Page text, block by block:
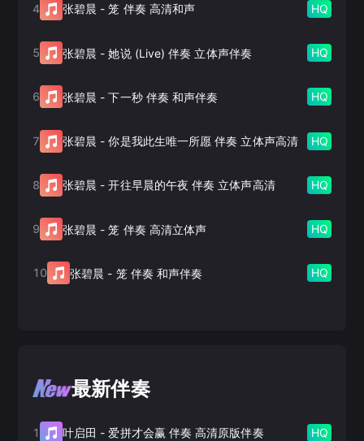
4 张碧晨 -笼 伴奏 高清和声 HQ
5 张碧晨 -她说 (Live) 伴奏 立体声伴奏 HQ
6 张碧晨 -下一秒 伴奏 和声伴奏 HQ
7 张碧晨 -你是我此生唯一所愿 伴奏 立体声高清 HQ
8 张碧晨 -开往早晨的午夜 伴奏 立体声高清 HQ
9 张碧晨 -笼 伴奏 高清立体声 HQ
10 张碧晨 - 笼 伴奏 和声伴奏 HQ
最新伴奏
1 叶启田 -爱拼才会赢 伴奏 高清原版伴奏 HQ